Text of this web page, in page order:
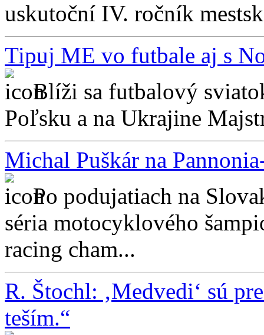
uskutoční IV. ročník
Tipuj ME vo futbale aj s
Blíži sa futbalový
Poľsku a na Ukrajine
Michal Puškár na
Po podujatiach na
séria motocyklového
racing cham...
R. Štochl: ‚Medvedi‘ sú
teším.“